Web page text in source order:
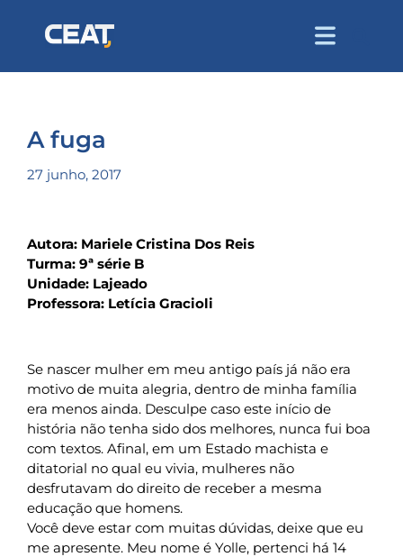
A fuga
27 junho, 2017
Autora: Mariele Cristina Dos Reis
Turma: 9ª série B
Unidade: Lajeado
Professora: Letícia Gracioli
Se nascer mulher em meu antigo país já não era
motivo de muita alegria, dentro de minha família
era menos ainda. Desculpe caso este início de
história não tenha sido dos melhores, nunca fui boa
com textos. Afinal, em um Estado machista e
ditatorial no qual eu vivia, mulheres não
desfrutavam do direito de receber a mesma
educação que homens.
Você deve estar com muitas dúvidas, deixe que eu
me apresente. Meu nome é Yolle, pertenci há 14